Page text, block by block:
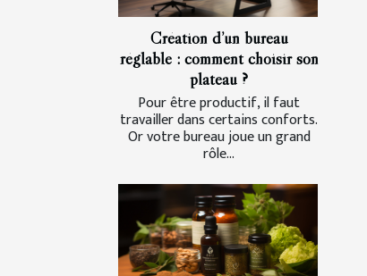
Création d’un bureau
réglable : comment choisir son
plateau ?
Pour être productif, il faut
travailler dans certains conforts.
Or votre bureau joue un grand
rôle...